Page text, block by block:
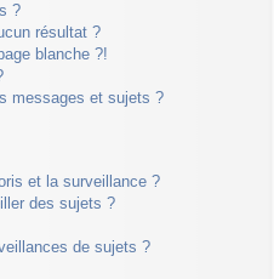
?
résultat ?
blanche ?!
messages et sujets ?
et la surveillance ?
des sujets ?
de sujets ?